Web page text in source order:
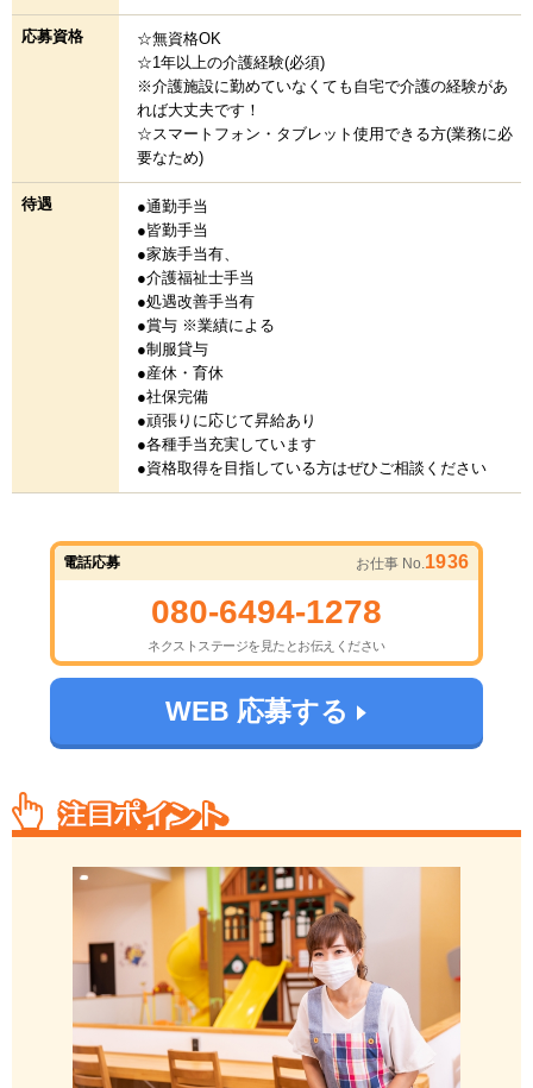
応募資格
☆無資格OK
☆1年以上の介護経験(必須)
※介護施設に勤めていなくても自宅で介護の経験があ
れば大丈夫です！
☆スマートフォン・タブレット使用できる方(業務に必
要なため)
待遇
●通勤手当
●皆勤手当
●家族手当有、
●介護福祉士手当
●処遇改善手当有
●賞与 ※業績による
●制服貸与
●産休・育休
●社保完備
●頑張りに応じて昇給あり
●各種手当充実しています
●資格取得を目指している方はぜひご相談ください
電話応募 お仕事 No.1936
080-6494-1278
ネクストステージを見たとお伝えください
WEB 応募する